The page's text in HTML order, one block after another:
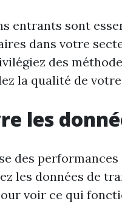
entrants sont
dans votre
des
la qualité de
les
des
les données de
voir ce qui